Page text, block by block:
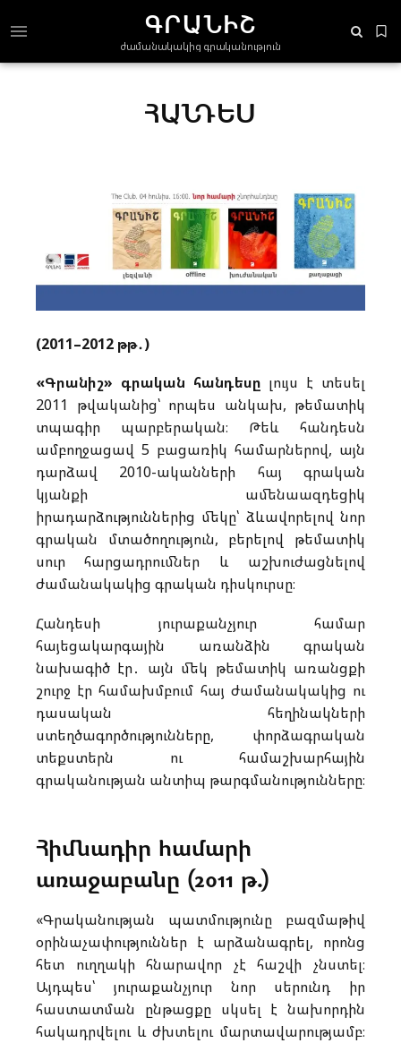
ԳՐԱՆԻՇ
ժամանակակից գրականություն
ՀԱՆԴԵՍ
(2011–2012 թթ․)
«Գրանիշ» գրական հանդեսը լույս է տեսել
2011 թվականից՝ որպես անկախ, թեմատիկ
տպագիր պարբերական։ Թեև հանդեսն
ամբողջացավ 5 բացառիկ համարներով, այն
դարձավ 2010-ականների հայ գրական
կյանքի ամենաազդեցիկ
իրադարձություններից մեկը՝ ձևավորելով նոր
գրական մտածողություն, բերելով թեմատիկ
սուր հարցադրումներ և աշխուժացնելով
ժամանակակից գրական դիսկուրսը։
Հանդեսի յուրաքանչյուր համար
հայեցակարգային առանձին գրական
նախագիծ էր․ այն մեկ թեմատիկ առանցքի
շուրջ էր համախմբում հայ ժամանակակից ու
դասական հեղինակների
ստեղծագործությունները, փորձագրական
տեքստերն ու համաշխարհային
գրականության անտիպ թարգմանությունները։
Հիմնադիր համարի
առաջաբանը (2011 թ․)
«Գրականության պատմությունը բազմաթիվ
օրինաչափություններ է արձանագրել, որոնց
հետ ուղղակի հնարավոր չէ հաշվի չնստել։
Այդպես՝ յուրաքանչյուր նոր սերունդ իր
հաստատման ընթացքը սկսել է նախորդին
հակադրվելու և ժխտելու մարտավարությամբ։